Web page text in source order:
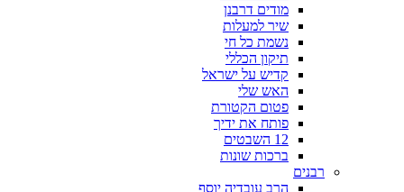
מודים דרבנן
שיר למעלות
נשמת כל חי
תיקון הכללי
קדיש על ישראל
האש שלי
פטום הקטורת
פותח את ידיך
12 השבטים
ברכות שונות
רבנים
הרב עובדיה יוסף